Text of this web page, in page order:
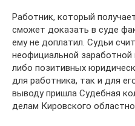
Работник, который
сможет доказать в суде
ему не доплатил. Судьи
неофициальной
либо позитивных
для работника, так и для
выводу пришла Судебная
делам Кировского